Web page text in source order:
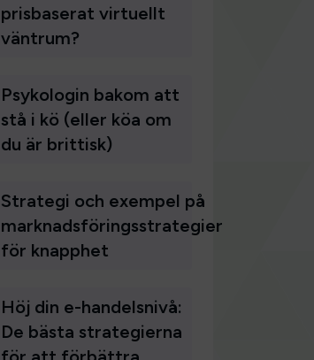
prisbaserat virtuellt
väntrum?
Psykologin bakom att
stå i kö (eller köa om
du är brittisk)
Strategi och exempel på
marknadsföringsstrategier
för knapphet
Höj din e-handelsnivå:
De bästa strategierna